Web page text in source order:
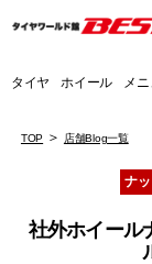
タイヤ ホイール メ
TOP 店舗Blog一覧
ナ
社外ホイール